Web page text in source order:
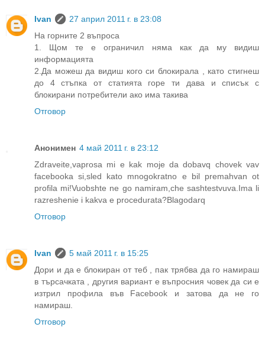
Ivan
27 април 2011 г. в 23:08
На горните 2 въпроса
1. Щом те е ограничил няма как да му видиш
информацията
2.Да можеш да видиш кого си блокирала , като стигнеш
до 4 стъпка от статията горе ти дава и списък с
блокирани потребители ако има такива
Отговор
Анонимен 4 май 2011 г. в 23:12
Zdraveite,vaprosa mi e kak moje da dobavq chovek vav
facebooka si,sled kato mnogokratno e bil premahvan ot
profila mi!Vuobshte ne go namiram,che sashtestvuva.Ima li
razreshenie i kakva e procedurata?Blagodarq
Отговор
Ivan
5 май 2011 г. в 15:25
Дори и да е блокиран от теб , пак трябва да го намираш
в търсачката , другия вариант е въпросния човек да си е
изтрил профила във Facebook и затова да не го
намираш.
Отговор